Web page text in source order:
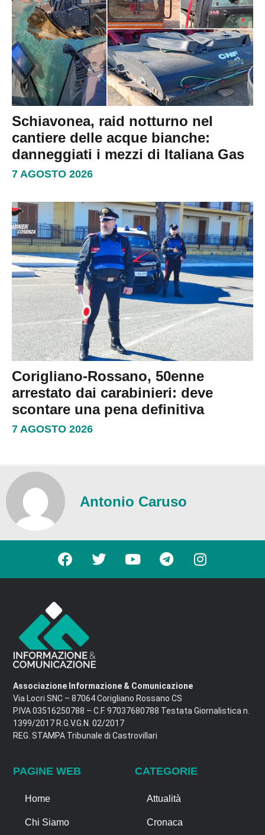
Schiavonea, raid notturno nel
cantiere delle acque bianche:
danneggiati i mezzi di Italiana Gas
7 AGOSTO 2026
Corigliano-Rossano, 50enne
arrestato dai carabinieri: deve
scontare una pena definitiva
7 AGOSTO 2026
Antonio Caruso
Associazione Informazione & Comunicazione
Via Locri SNC – 87064 Corigliano Rossano CS
P.IVA 03516250788 – C.F. 97037680788 Testata Giornalistica n.
1399/2017 R.G.V.G.N. 02/2017
REG. STAMPA Tribunale di Castrovillari
PAGINE WEB
Home
Chi Siamo
CATEGORIE
Attualità
Cronaca